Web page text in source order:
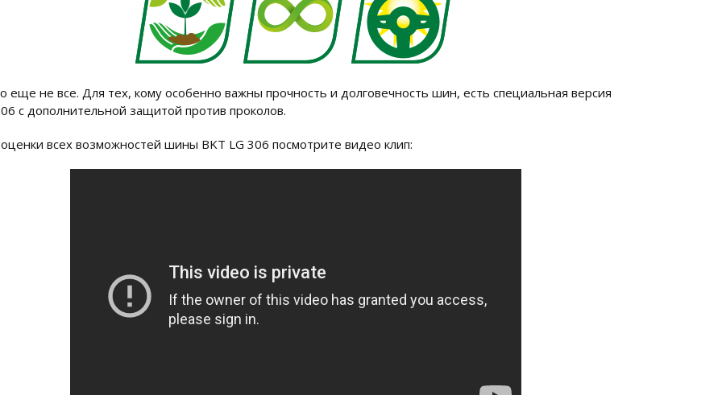
еще не все. Для тех, кому особенно важны прочность и долговечность шин, есть специальная версия
с дополнительной защитой против проколов.
всех возможностей шины BKT LG 306 посмотрите видео клип: